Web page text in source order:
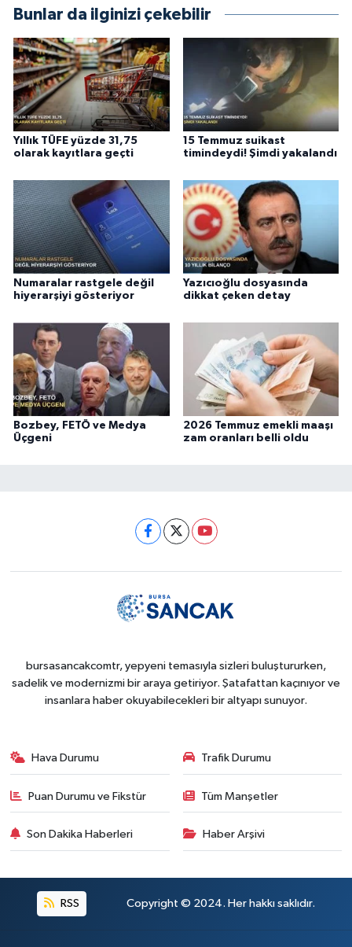
Bunlar da ilginizi çekebilir
Yıllık TÜFE yüzde 31,75
olarak kayıtlara geçti
15 Temmuz suikast
timindeydi! Şimdi yakalandı
Numaralar rastgele değil
hiyerarşiyi gösteriyor
Yazıcıoğlu dosyasında
dikkat çeken detay
Bozbey, FETÖ ve Medya
Üçgeni
2026 Temmuz emekli maaşı
zam oranları belli oldu
bursasancakcomtr, yepyeni temasıyla sizleri buluştururken,
sadelik ve modernizmi bir araya getiriyor. Şatafattan kaçınıyor ve
insanlara haber okuyabilecekleri bir altyapı sunuyor.
Hava Durumu Trafik Durumu
Puan Durumu ve Fikstür Tüm Manşetler
Son Dakika Haberleri Haber Arşivi
RSS Copyright © 2024. Her hakkı saklıdır.